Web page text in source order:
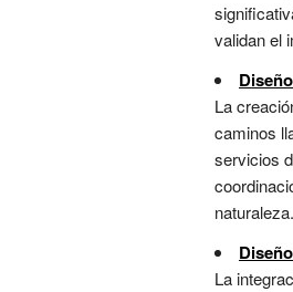
validan el
La
caminos
servicios
La